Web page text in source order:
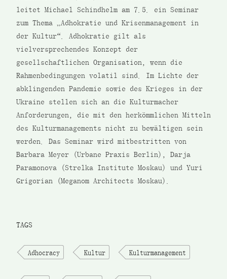
leitet Michael Schindhelm am 7.5. ein Seminar
zum Thema „Adhokratie und Krisenmanagement in
der Kultur“. Adhokratie gilt als
vielversprechendes Konzept der
gesellschaftlichen Organisation, wenn die
Rahmenbedingungen volatil sind. Im Lichte der
abklingenden Pandemie sowie des Krieges in der
Ukraine stellen sich an die Kulturmacher
Anforderungen, die mit den herkömmlichen Mitteln
des Kulturmanagements nicht zu bewältigen sein
werden. Das Seminar wird mitbestritten von
Barbara Meyer (Urbane Praxis Berlin), Darja
Paramonova (Strelka Institute Moskau) und Yuri
Grigorian (Meganom Architects Moskau).
TAGS
Adhocracy Kultur Kulturmanagement